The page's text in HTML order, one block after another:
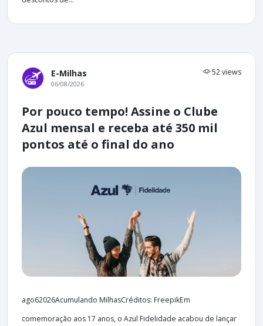
E-Milhas 52 views
06/08/2026
Por pouco tempo! Assine o Clube
Azul mensal e receba até 350 mil
pontos até o final do ano
ago62026Acumulando MilhasCréditos: FreepikEm
comemoração aos 17 anos, o Azul Fidelidade acabou de lançar